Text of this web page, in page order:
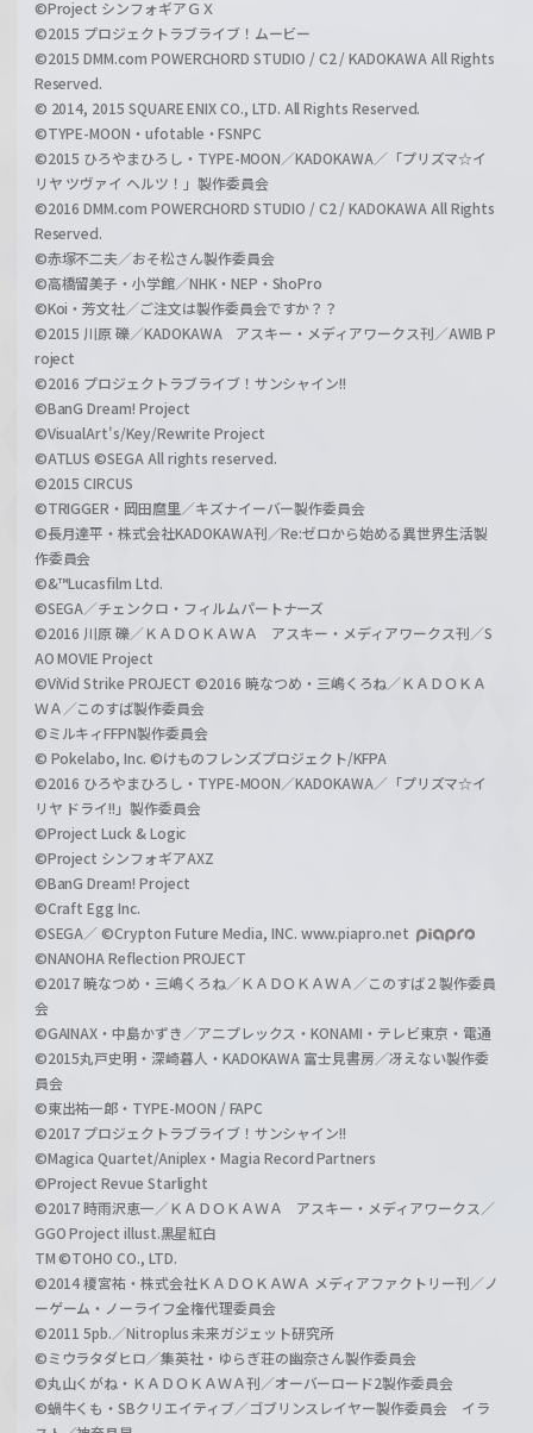
©Project シンフォギアＧＸ
©2015 プロジェクトラブライブ！ムービー
©2015 DMM.com POWERCHORD STUDIO / C2 / KADOKAWA All Rights
Reserved.
© 2014, 2015 SQUARE ENIX CO., LTD. All Rights Reserved.
©TYPE-MOON・ufotable・FSNPC
©2015 ひろやまひろし・TYPE-MOON／KADOKAWA／「プリズマ☆イ
リヤ ツヴァイ ヘルツ！」製作委員会
©2016 DMM.com POWERCHORD STUDIO / C2 / KADOKAWA All Rights
Reserved.
©赤塚不二夫／おそ松さん製作委員会
©高橋留美子・小学館／NHK・NEP・ShoPro
©Koi・芳文社／ご注文は製作委員会ですか？？
©2015 川原 礫／KADOKAWA アスキー・メディアワークス刊／AWIB P
roject
©2016 プロジェクトラブライブ！サンシャイン!!
©BanG Dream! Project
©VisualArt's/Key/Rewrite Project
©ATLUS ©SEGA All rights reserved.
©2015 CIRCUS
©TRIGGER・岡田麿里／キズナイーバー製作委員会
©長月達平・株式会社KADOKAWA刊／Re:ゼロから始める異世界生活製
作委員会
©&™Lucasfilm Ltd.
©SEGA／チェンクロ・フィルムパートナーズ
©2016 川原 礫／ＫＡＤＯＫＡＷＡ アスキー・メディアワークス刊／S
AO MOVIE Project
©ViVid Strike PROJECT ©2016 暁なつめ・三嶋くろね／ＫＡＤＯＫＡ
ＷＡ／このすば製作委員会
©ミルキィFFPN製作委員会
© Pokelabo, Inc. ©けものフレンズプロジェクト/KFPA
©2016 ひろやまひろし・TYPE-MOON／KADOKAWA／「プリズマ☆イ
リヤ ドライ!!」製作委員会
©Project Luck & Logic
©Project シンフォギアAXZ
©BanG Dream! Project
©Craft Egg Inc.
©SEGA／ ©Crypton Future Media, INC. www.piapro.net
©NANOHA Reflection PROJECT
©2017 暁なつめ・三嶋くろね／ＫＡＤＯＫＡＷＡ／このすば２製作委員
会
©GAINAX・中島かずき／アニプレックス・KONAMI・テレビ東京・電通
©2015丸戸史明・深崎暮人・KADOKAWA 富士見書房／冴えない製作委
員会
©東出祐一郎・TYPE-MOON / FAPC
©2017 プロジェクトラブライブ！サンシャイン!!
©Magica Quartet/Aniplex・Magia Record Partners
©Project Revue Starlight
©2017 時雨沢恵一／ＫＡＤＯＫＡＷＡ アスキー・メディアワークス／
GGO Project illust.黒星紅白
TM ©TOHO CO., LTD.
©2014 榎宮祐・株式会社ＫＡＤＯＫＡＷＡ メディアファクトリー刊／ノ
ーゲーム・ノーライフ全権代理委員会
©2011 5pb.／Nitroplus 未来ガジェット研究所
©ミウラタダヒロ／集英社・ゆらぎ荘の幽奈さん製作委員会
©丸山くがね・ＫＡＤＯＫＡＷＡ刊／オーバーロード2製作委員会
©蝸牛くも・SBクリエイティブ／ゴブリンスレイヤー製作委員会 イラ